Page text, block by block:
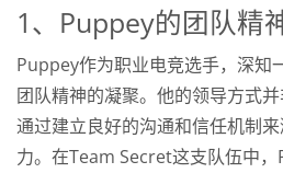
1、Puppey的团队精
Puppey作为职业电竞选手，深知
团队精神的凝聚。他的领导方式
通过建立良好的沟通和信任机制
力。在Team Secret这支队伍中